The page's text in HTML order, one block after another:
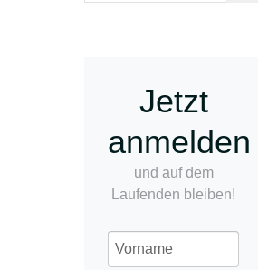
Jetzt
anmelden
und auf dem
Laufenden bleiben!